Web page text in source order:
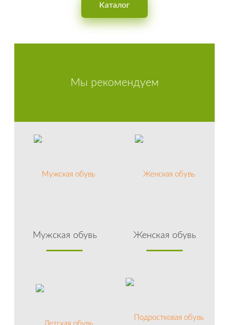
Kаталог
Мы рекомендуем
Мужская обувь Женская обувь